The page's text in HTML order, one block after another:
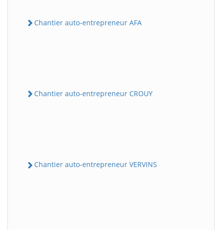
Chantier auto-entrepreneur AFA
Chantier auto-entrepreneur CROUY
Chantier auto-entrepreneur VERVINS